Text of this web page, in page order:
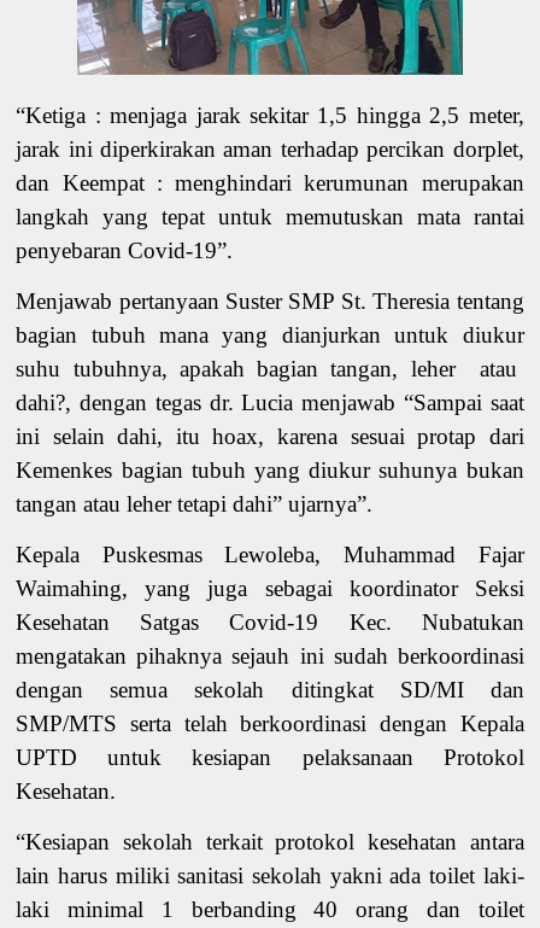
“Ketiga : menjaga jarak sekitar 1,5 hingga 2,5 meter,
jarak ini diperkirakan aman terhadap percikan dorplet,
dan Keempat : menghindari kerumunan merupakan
langkah yang tepat untuk memutuskan mata rantai
penyebaranCovid-19”.
Menjawab pertanyaan Suster SMP St. Theresia tentang
bagian tubuh mana yang dianjurkan untuk diukur
suhu tubuhnya, apakah bagian tangan, leher atau
dahi?, dengan tegas dr. Lucia menjawab “Sampai saat
ini selain dahi, itu hoax, karena sesuai protap dari
Kemenkes bagian tubuh yang diukur suhunya bukan
tangan atau leher tetapi dahi” ujarnya”.
Kepala Puskesmas Lewoleba, Muhammad Fajar
Waimahing, yang juga sebagai koordinator Seksi
Kesehatan Satgas Covid-19 Kec. Nubatukan
mengatakan pihaknya sejauh ini sudah berkoordinasi
dengan semua sekolah ditingkat SD/MI dan
SMP/MTS serta telah berkoordinasi dengan Kepala
UPTD untuk kesiapan pelaksanaan Protokol
Kesehatan.
“Kesiapan sekolah terkait protokol kesehatan antara
lain harus miliki sanitasi sekolah yakni ada toilet laki-
laki minimal 1 berbanding 40 orang dan toilet